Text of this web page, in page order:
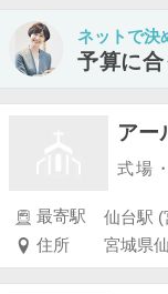
ネットで決
予算に
アー
式場
最寄駅
仙台駅 (
住所
宮城県